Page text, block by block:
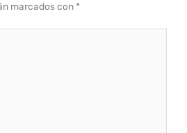
marcados con *